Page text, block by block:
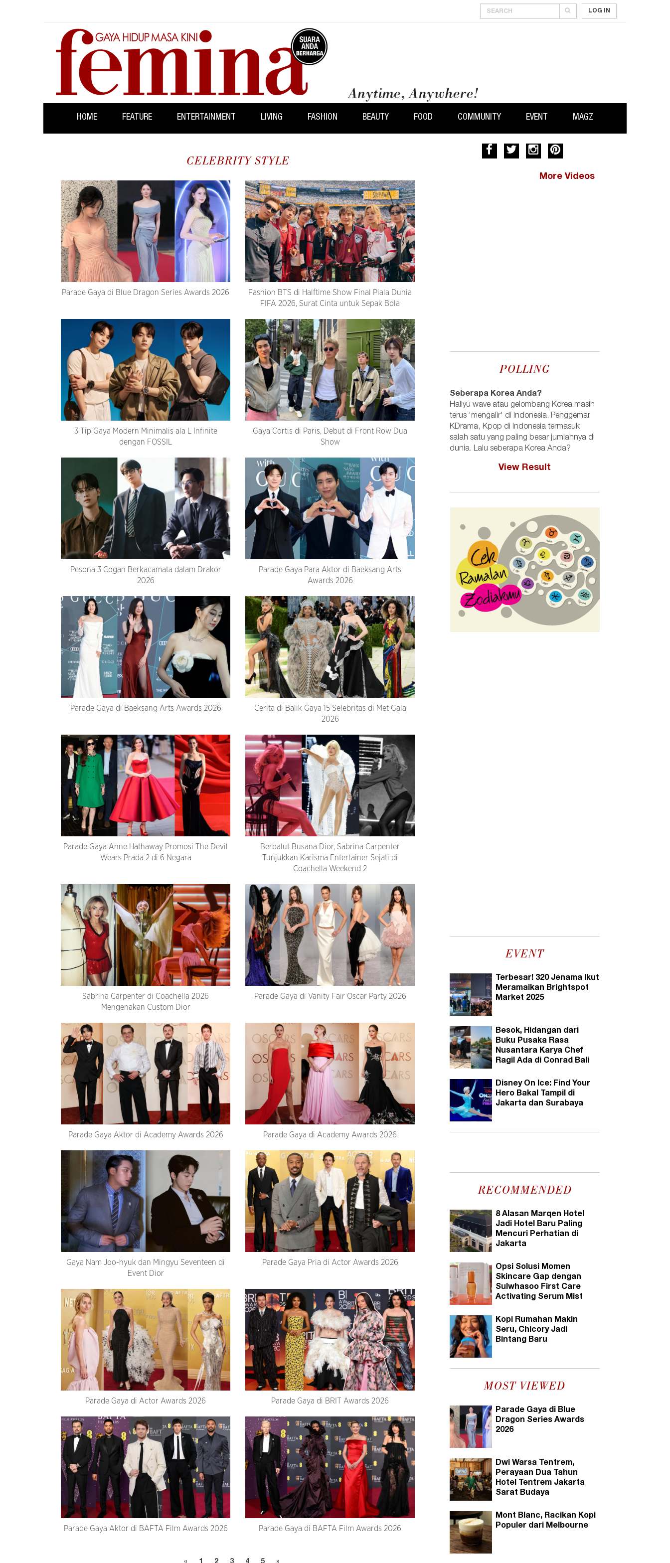
LOG IN
HOME FEATURE ENTERTAINMENT LIVING FASHION BEAUTY FOOD COMMUNITY EVENT MAGZ
CELEBRITY STYLE
Parade Gaya di Blue Dragon Series Awards 2026
Fashion BTS di Halftime Show Final Piala Dunia
FIFA 2026, Surat Cinta untuk Sepak Bola
3 Tip Gaya Modern Minimalis ala L Infinite
dengan FOSSIL
Gaya Cortis di Paris, Debut di Front Row Dua
Show
Pesona 3 Cogan Berkacamata dalam Drakor
2026
Parade Gaya Para Aktor di Baeksang Arts
Awards 2026
Parade Gaya di Baeksang Arts Awards 2026
Cerita di Balik Gaya 15 Selebritas di Met Gala
2026
Parade Gaya Anne Hathaway Promosi The Devil
Wears Prada 2 di 6 Negara
Berbalut Busana Dior, Sabrina Carpenter
Tunjukkan Karisma Entertainer Sejati di
Coachella Weekend 2
Sabrina Carpenter di Coachella 2026
Mengenakan Custom Dior
Parade Gaya di Vanity Fair Oscar Party 2026
Parade Gaya Aktor di Academy Awards 2026 Parade Gaya di Academy Awards 2026
Gaya Nam Joo-hyuk dan Mingyu Seventeen di
Event Dior
Parade Gaya Pria di Actor Awards 2026
Parade Gaya di Actor Awards 2026 Parade Gaya di BRIT Awards 2026
Parade Gaya Aktor di BAFTA Film Awards 2026 Parade Gaya di BAFTA Film Awards 2026
More Videos
POLLING
Seberapa Korea Anda?
Hallyu wave atau gelombang Korea masih
terus 'mengalir' di Indonesia. Penggemar
KDrama, Kpop di Indonesia termasuk
salah satu yang paling besar jumlahnya di
dunia. Lalu seberapa Korea Anda?
View Result
EVENT
Terbesar! 320 Jenama Ikut
Meramaikan Brightspot
Market 2025
Besok, Hidangan dari
Buku Pusaka Rasa
Nusantara Karya Chef
Ragil Ada di Conrad Bali
Disney On Ice: Find Your
Hero Bakal Tampil di
Jakarta dan Surabaya
RECOMMENDED
8 Alasan Marqen Hotel
Jadi Hotel Baru Paling
Mencuri Perhatian di
Jakarta
Opsi Solusi Momen
Skincare Gap dengan
Sulwhasoo First Care
Activating Serum Mist
Kopi Rumahan Makin
Seru, Chicory Jadi
Bintang Baru
MOST VIEWED
Parade Gaya di Blue
Dragon Series Awards
2026
Dwi Warsa Tentrem,
Perayaan Dua Tahun
Hotel Tentrem Jakarta
Sarat Budaya
Mont Blanc, Racikan Kopi
Populer dari Melbourne